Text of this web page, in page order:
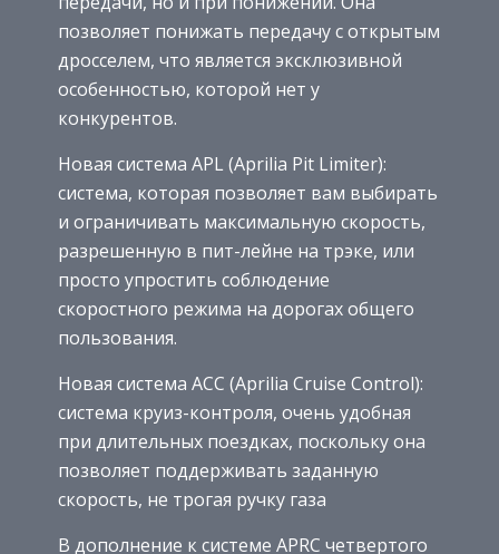
позволяет понижать передачу с открытым
дросселем, что является эксклюзивной
особенностью, которой нет у
конкурентов.
Новая система APL (Aprilia Pit Limiter):
система, которая позволяет вам выбирать
и ограничивать максимальную скорость,
разрешенную в пит-лейне на трэке, или
просто упростить соблюдение
скоростного режима на дорогах общего
пользования.
Новая система ACC (Aprilia Cruise Control):
система круиз-контроля, очень удобная
при длительных поездках, поскольку она
позволяет поддерживать заданную
скорость, не трогая ручку газа
В дополнение к системе APRC четвертого